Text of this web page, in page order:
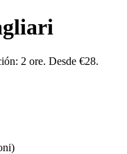
2 ore. Desde €28.